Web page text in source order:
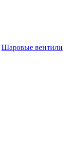
Шаровые вентили